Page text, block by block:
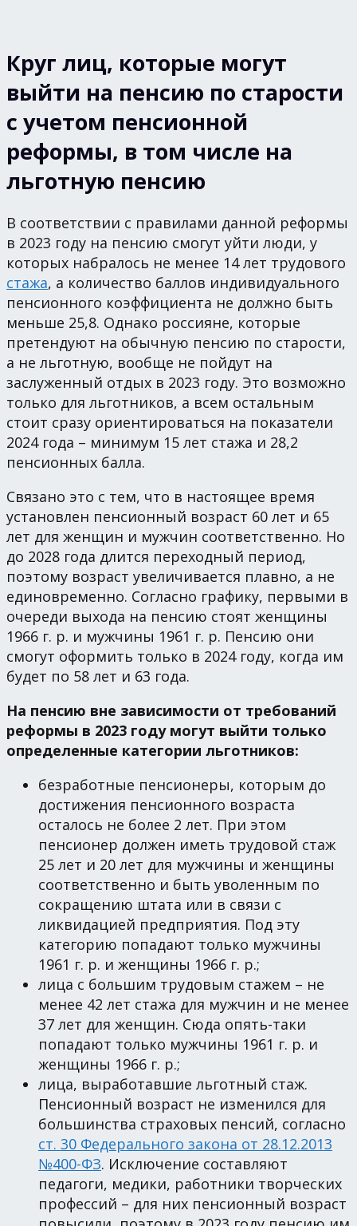
Круг лиц, которые могут
выйти на пенсию по старости
с учетом пенсионной
реформы, в том числе на
льготную пенсию
В соответствии с правилами данной реформы
в 2023 году на пенсию смогут уйти люди, у
которых набралось не менее 14 лет трудового
стажа, а количество баллов индивидуального
пенсионного коэффициента не должно быть
меньше 25,8. Однако россияне, которые
претендуют на обычную пенсию по старости,
а не льготную, вообще не пойдут на
заслуженный отдых в 2023 году. Это возможно
только для льготников, а всем остальным
стоит сразу ориентироваться на показатели
2024 года – минимум 15 лет стажа и 28,2
пенсионных балла.
Связано это с тем, что в настоящее время
установлен пенсионный возраст 60 лет и 65
лет для женщин и мужчин соответственно. Но
до 2028 года длится переходный период,
поэтому возраст увеличивается плавно, а не
единовременно. Согласно графику, первыми в
очереди выхода на пенсию стоят женщины
1966 г. р. и мужчины 1961 г. р. Пенсию они
смогут оформить только в 2024 году, когда им
будет по 58 лет и 63 года.
На пенсию вне зависимости от требований
реформы в 2023 году могут выйти только
определенные категории льготников:
безработные пенсионеры, которым до
достижения пенсионного возраста
осталось не более 2 лет. При этом
пенсионер должен иметь трудовой стаж
25 лет и 20 лет для мужчины и женщины
соответственно и быть уволенным по
сокращению штата или в связи с
ликвидацией предприятия. Под эту
категорию попадают только мужчины
1961 г. р. и женщины 1966 г. р.;
лица с большим трудовым стажем – не
менее 42 лет стажа для мужчин и не менее
37 лет для женщин. Сюда опять-таки
попадают только мужчины 1961 г. р. и
женщины 1966 г. р.;
лица, выработавшие льготный стаж.
Пенсионный возраст не изменился для
большинства страховых пенсий, согласно
ст. 30 Федерального закона от 28.12.2013
№400-ФЗ. Исключение составляют
педагоги, медики, работники творческих
профессий – для них пенсионный возраст